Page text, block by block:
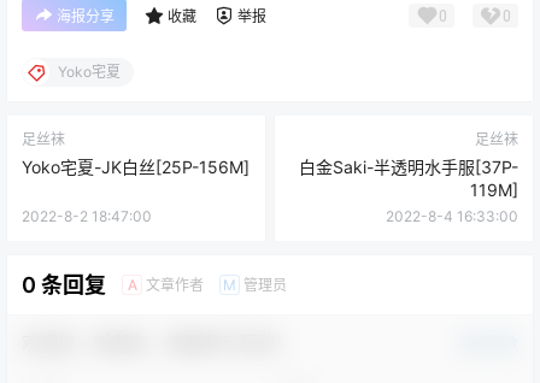
海报分享 收藏 举报 0 0
Yoko宅夏
足丝袜
Yoko宅夏-JK白丝[25P-156M]
2022-8-2 18:47:00
足丝袜
白金Saki-半透明水手服[37P-
119M]
2022-8-4 16:33:00
0 条回复 A 文章作者 M 管理员